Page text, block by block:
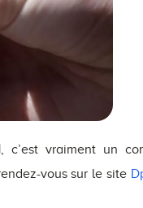
, c’est vraiment un
vous sur le site